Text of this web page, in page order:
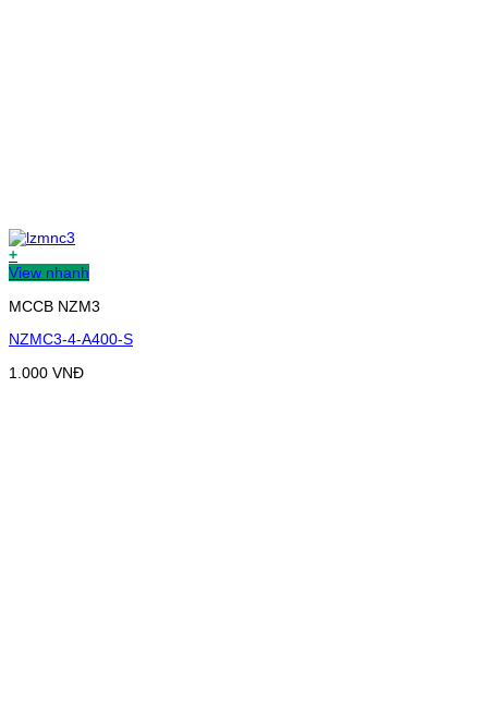
+
View nhanh
MCCB NZM3
NZMC3-4-A400-S
1.000 VNĐ